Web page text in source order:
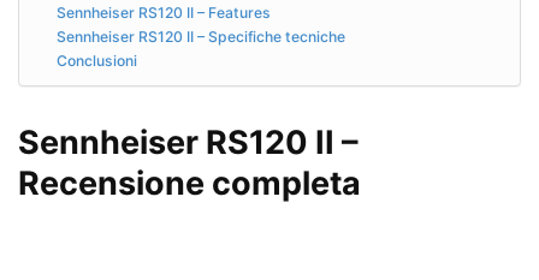
Sennheiser RS120 II – Features
Sennheiser RS120 II – Specifiche tecniche
Conclusioni
Sennheiser RS120 II –
Recensione completa